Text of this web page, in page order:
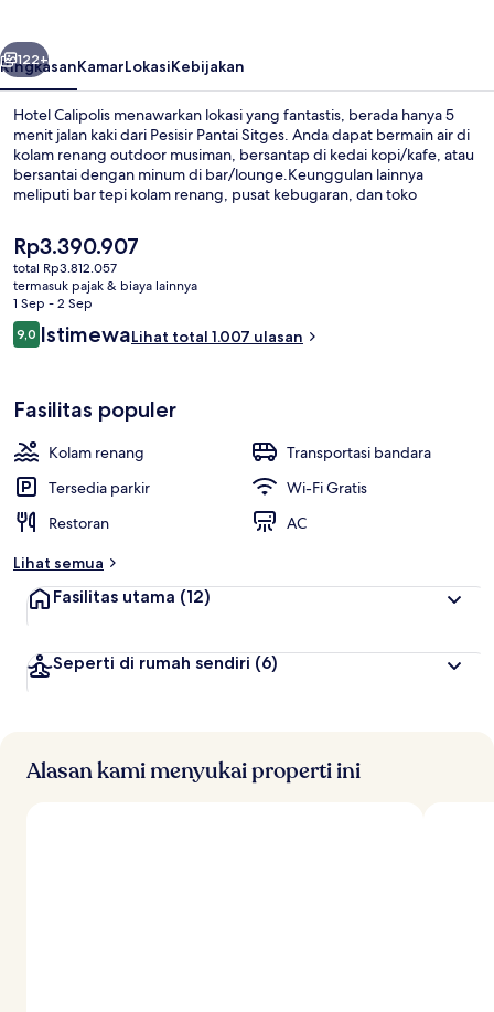
Berikutnya
122+
RingkasanKamarLokasiKebijakan
Hotel Calipolis menawarkan lokasi yang fantastis, berada hanya 5
menit jalan kaki dari Pesisir Pantai Sitges. Anda dapat bermain air di
kolam renang outdoor musiman, bersantap di kedai kopi/kafe, atau
bersantai dengan minum di bar/lounge.Keunggulan lainnya
meliputi bar tepi kolam renang, pusat kebugaran, dan toko
Harga
saat
ini
Rp3.390.907
Rp3.390.907
total Rp3.812.057
termasuk pajak & biaya lainnya
1 Sep - 2 Sep
Ulasan
9,09,0 dari 10
IstimewaLihat total 1.007 ulasan
Fasilitas populer
Kolam renang
Transportasi bandara
Tersedia parkir
Wi-Fi Gratis
Restoran
AC
Lihat semua
Fasilitas utama (12)
Seperti di rumah sendiri (6)
Alasan kami menyukai properti ini